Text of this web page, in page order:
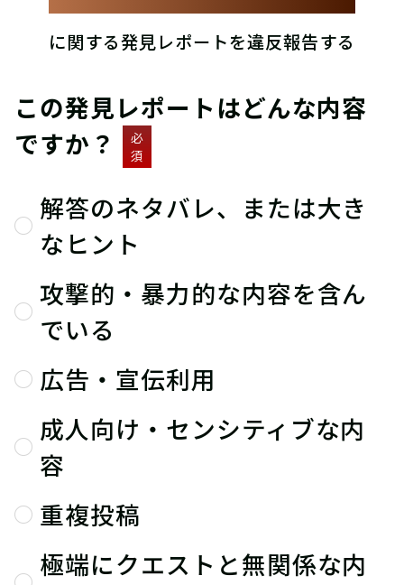
に関する発見レポートを違反報告する
この発見レポートはどんな内容
ですか？
必
須
解答のネタバレ、または大き
なヒント
攻撃的・暴力的な内容を含ん
でいる
広告・宣伝利用
成人向け・センシティブな内
容
重複投稿
極端にクエストと無関係な内